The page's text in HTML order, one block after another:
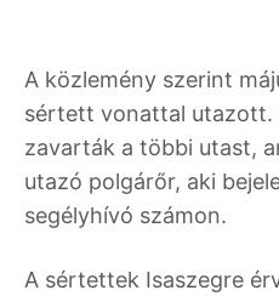
A közlemény szerint
sértett vonattal utazott.
zavarták a többi utast,
utazó polgárőr, aki
segélyhívó számon.
A sértettek Isaszegre